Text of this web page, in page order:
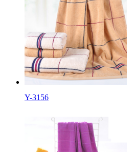
Y-3156